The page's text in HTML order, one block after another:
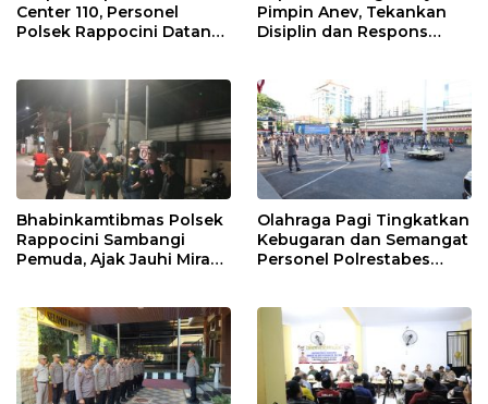
Center 110, Personel
Polsek Rappocini Datangi
Pimpin Anev, Tekankan
Disiplin dan Respons
Bhabinkamtibmas Polsek
Rappocini Sambangi
Pemuda, Ajak Jauhi Miras,
Olahraga Pagi Tingkatkan
Kebugaran dan Semangat
Personel Polrestabes